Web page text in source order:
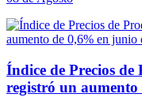
Índice de Precios
registró un